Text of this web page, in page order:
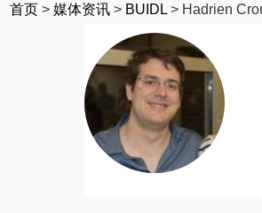
首页 > 媒体资讯 > BUIDL > Hadrien